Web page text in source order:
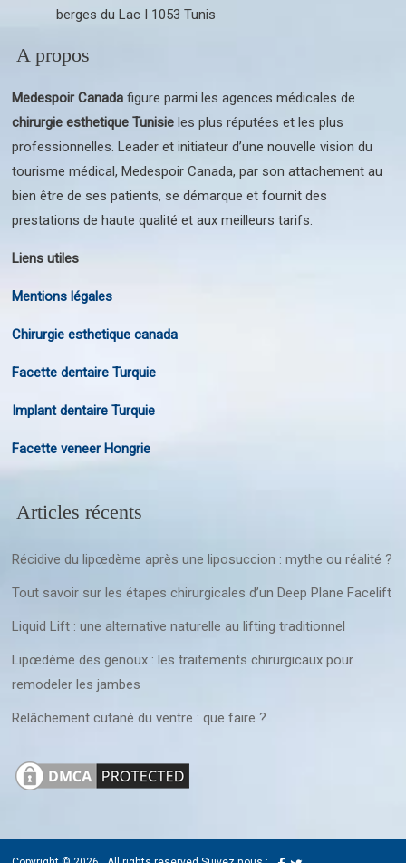
berges du Lac I 1053 Tunis
A propos
Medespoir Canada figure parmi les agences médicales de
chirurgie esthetique Tunisie les plus réputées et les plus
professionnelles. Leader et initiateur d’une nouvelle vision du
tourisme médical, Medespoir Canada, par son attachement au
bien être de ses patients, se démarque et fournit des
prestations de haute qualité et aux meilleurs tarifs.
Liens utiles
Mentions légales
Chirurgie esthetique canada
Facette dentaire Turquie
Implant dentaire Turquie
Facette veneer Hongrie
Articles récents
Récidive du lipœdème après une liposuccion : mythe ou réalité ?
Tout savoir sur les étapes chirurgicales d’un Deep Plane Facelift
Liquid Lift : une alternative naturelle au lifting traditionnel
Lipœdème des genoux : les traitements chirurgicaux pour
remodeler les jambes
Relâchement cutané du ventre : que faire ?